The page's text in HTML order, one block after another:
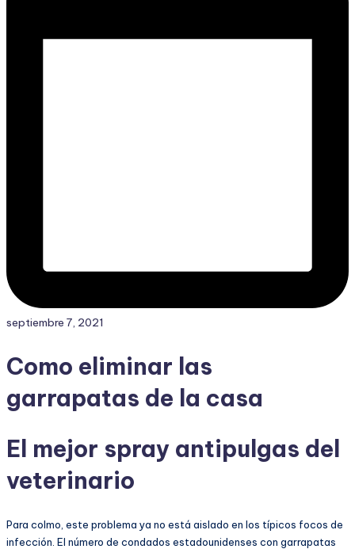
septiembre 7, 2021
Como eliminar las
garrapatas de la casa
El mejor spray antipulgas del
veterinario
Para colmo, este problema ya no está aislado en los típicos focos de
infección. El número de condados estadounidenses con garrapatas